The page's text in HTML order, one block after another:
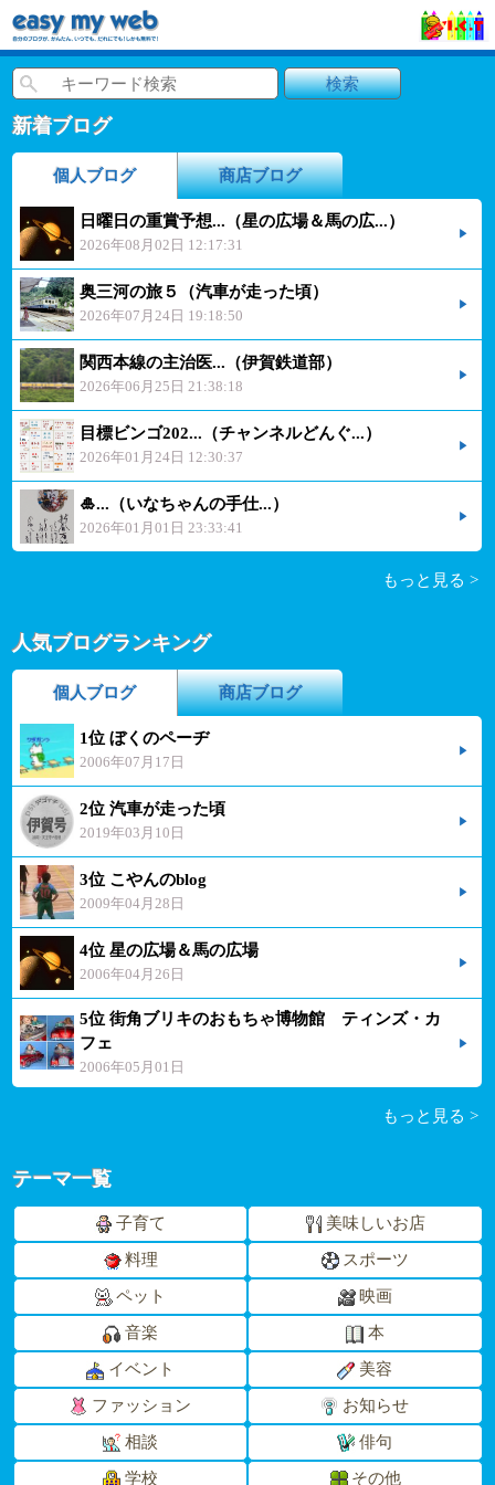
新着ブログ
個人ブログ 商店ブログ
日曜日の重賞予想...（星の広場＆馬の広...）
2026年08月02日 12:17:31
奥三河の旅５（汽車が走った頃）
2026年07月24日 19:18:50
関西本線の主治医...（伊賀鉄道部）
2026年06月25日 21:38:18
目標ビンゴ202...（チャンネルどんぐ...）
2026年01月24日 12:30:37
🎍...（いなちゃんの手仕...）
2026年01月01日 23:33:41
もっと見る >
人気ブログランキング
個人ブログ 商店ブログ
1位 ぼくのペーヂ
2006年07月17日
2位 汽車が走った頃
2019年03月10日
3位 こやんのblog
2009年04月28日
4位 星の広場＆馬の広場
2006年04月26日
5位 街角ブリキのおもちゃ博物館 ティンズ・カ
フェ
2006年05月01日
もっと見る >
テーマ一覧
子育て 美味しいお店
料理 スポーツ
ペット 映画
音楽 本
イベント 美容
ファッション お知らせ
相談 俳句
学校 その他